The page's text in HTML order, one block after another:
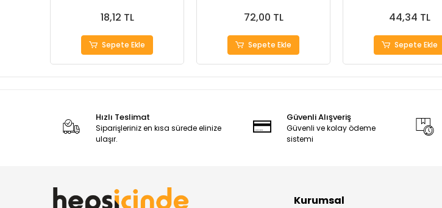
18,12 TL
Sepete Ekle
72,00 TL
Sepete Ekle
44,34 TL
Sepete Ekle
Hızlı Teslimat
Siparişleriniz en kısa sürede elinize
ulaşır.
Güvenli Alışveriş
Güvenli ve kolay ödeme
sistemi
Kurumsal